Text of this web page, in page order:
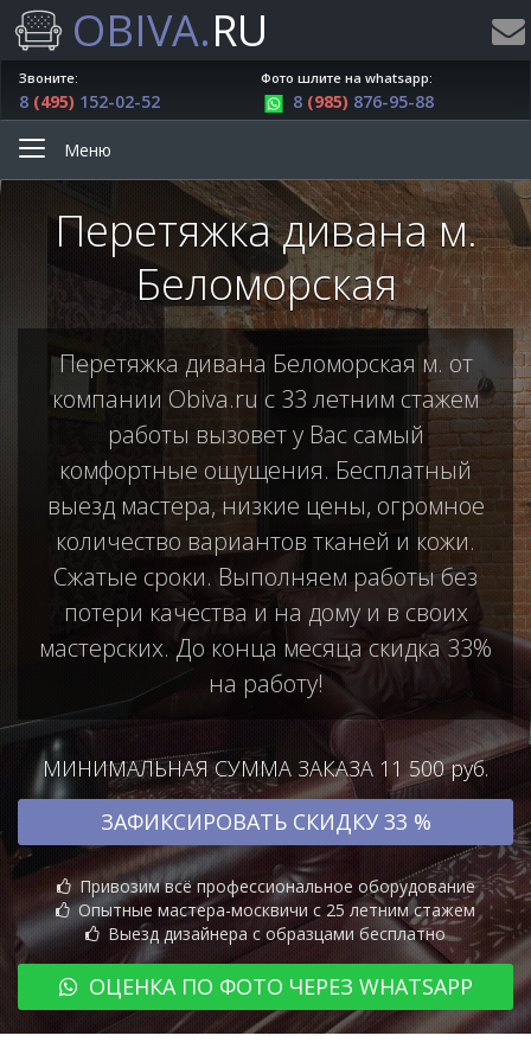
OBIVA.RU
Звоните:
8 (495) 152-02-52
Фото шлите на whatsapp:
8 (985) 876-95-88
Меню
Перетяжка дивана м.
Беломорская
Перетяжка дивана Беломорская м. от
компании Obiva.ru с 33 летним стажем
работы вызовет у Вас самый
комфортные ощущения. Бесплатный
выезд мастера, низкие цены, огромное
количество вариантов тканей и кожи.
Сжатые сроки. Выполняем работы без
потери качества и на дому и в своих
мастерских. До конца месяца скидка 33%
на работу!
МИНИМАЛЬНАЯ СУММА ЗАКАЗА 11 500 руб.
ЗАФИКСИРОВАТЬ СКИДКУ 33 %
Привозим всё профессиональное оборудование
Опытные мастера-москвичи с 25 летним стажем
Выезд дизайнера с образцами бесплатно
ОЦЕНКА ПО ФОТО ЧЕРЕЗ WHATSAPP